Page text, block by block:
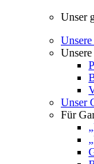
Unser
Unser
Für